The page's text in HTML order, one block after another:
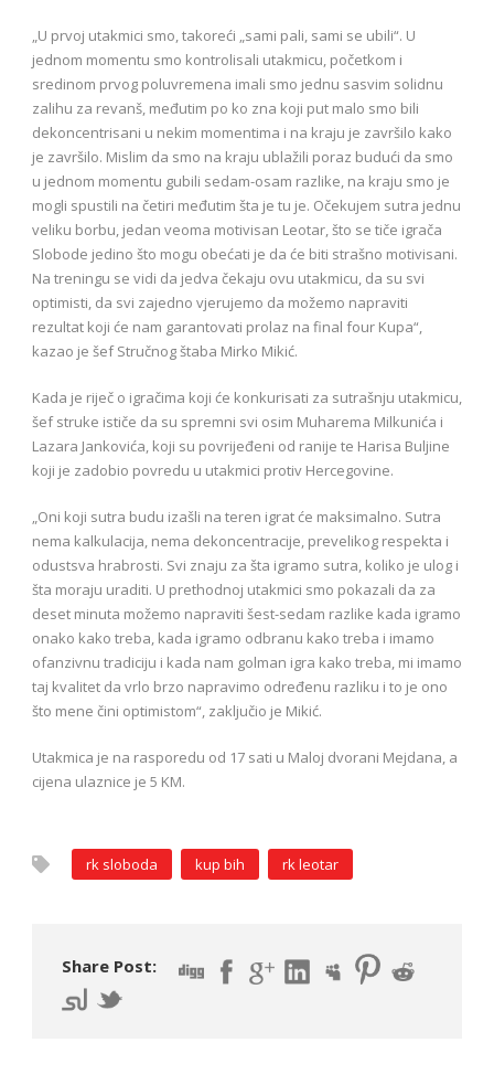
„U prvoj utakmici smo, takoreći „sami pali, sami se ubili“. U
jednom momentu smo kontrolisali utakmicu, početkom i
sredinom prvog poluvremena imali smo jednu sasvim solidnu
zalihu za revanš, međutim po ko zna koji put malo smo bili
dekoncentrisani u nekim momentima i na kraju je završilo kako
je završilo. Mislim da smo na kraju ublažili poraz budući da smo
u jednom momentu gubili sedam-osam razlike, na kraju smo je
mogli spustili na četiri međutim šta je tu je. Očekujem sutra jednu
veliku borbu, jedan veoma motivisan Leotar, što se tiče igrača
Slobode jedino što mogu obećati je da će biti strašno motivisani.
Na treningu se vidi da jedva čekaju ovu utakmicu, da su svi
optimisti, da svi zajedno vjerujemo da možemo napraviti
rezultat koji će nam garantovati prolaz na final four Kupa“,
kazao je šef Stručnog štaba Mirko Mikić.
Kada je riječ o igračima koji će konkurisati za sutrašnju utakmicu,
šef struke ističe da su spremni svi osim Muharema Milkunića i
Lazara Jankovića, koji su povrijeđeni od ranije te Harisa Buljine
koji je zadobio povredu u utakmici protiv Hercegovine.
„Oni koji sutra budu izašli na teren igrat će maksimalno. Sutra
nema kalkulacija, nema dekoncentracije, prevelikog respekta i
odustsva hrabrosti. Svi znaju za šta igramo sutra, koliko je ulog i
šta moraju uraditi. U prethodnoj utakmici smo pokazali da za
deset minuta možemo napraviti šest-sedam razlike kada igramo
onako kako treba, kada igramo odbranu kako treba i imamo
ofanzivnu tradiciju i kada nam golman igra kako treba, mi imamo
taj kvalitet da vrlo brzo napravimo određenu razliku i to je ono
što mene čini optimistom“, zaključio je Mikić.
Utakmica je na rasporedu od 17 sati u Maloj dvorani Mejdana, a
cijena ulaznice je 5 KM.
rk sloboda kup bih rk leotar
Share Post: